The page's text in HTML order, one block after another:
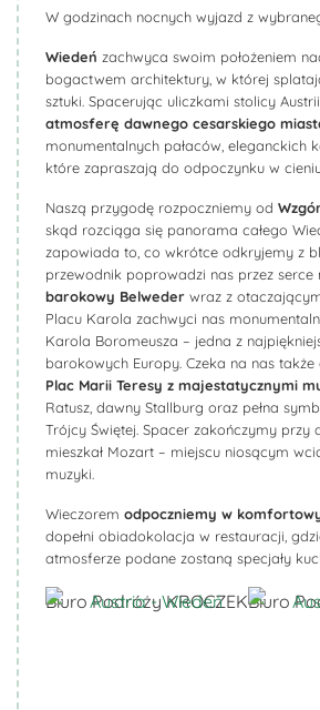
W godzinach nocnych wyjazd z
Wiedeń zachwyca swoim położeniem
bogactwem architektury, w której
sztuki. Spacerując uliczkami stolicy
atmosferę dawnego cesarskiego
monumentalnych pałaców, eleganckich
które zapraszają do odpoczynku w
Naszą przygodę rozpoczniemy od
skąd rozciąga się panorama całego
zapowiada to, co wkrótce odkryjemy z
przewodnik poprowadzi nas przez
barokowy Belweder wraz z
Placu Karola zachwyci nas
Karola Boromeusza – jedna z
barokowych Europy. Czeka na nas także
Plac Marii Teresy z majestatycznymi
Ratusz, dawny Stallburg oraz pełna
Trójcy Świętej. Spacer zakończymy przy
mieszkał Mozart – miejscu niosącym
muzyki.
Wieczorem odpoczniemy w
dopełni obiadokolacja w restauracji,
atmosferze podane zostaną specjały
Biuro Podróży KROCZEKBiuro